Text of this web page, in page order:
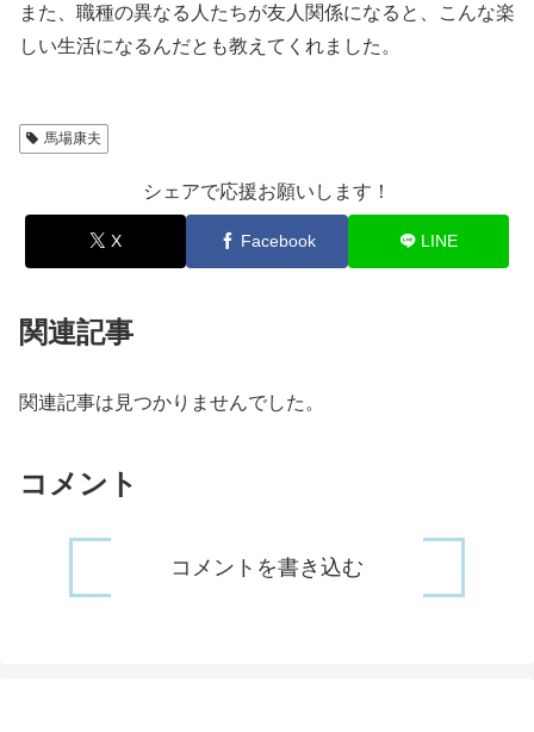
また、職種の異なる人たちが友人関係になると、こんな楽
しい生活になるんだとも教えてくれました。
馬場康夫
シェアで応援お願いします！
X Facebook LINE
関連記事
関連記事は見つかりませんでした。
コメント
コメントを書き込む